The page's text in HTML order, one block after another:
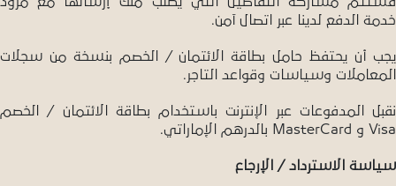
خدمة الدفع لدينا عبر اتصال آمن.
يجب أن يحتفظ حامل بطاقة الائتمان / الخصم بنسخة من سجلات
المعاملات وسياسات وقواعد التاجر.
نقبل المدفوعات عبر الإنترنت باستخدام بطاقة الائتمان / الخصم
Visa و MasterCard بالدرهم الإماراتي.
سياسة الاسترداد / الإرجاع